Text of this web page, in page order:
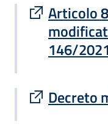
Articolo
146/2021
Sito esterno
Decreto
Sito esterno